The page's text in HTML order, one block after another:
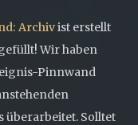
Archivist erstellt
Wir haben
Pinnwand
überarbeitet. Solltet